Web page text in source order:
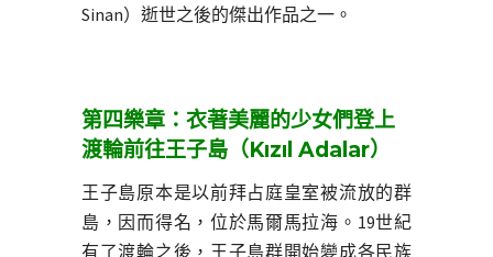
Sinan）逝世之後的傑出作品之一。
第四樂章：衣著美麗的少女們登上
渡輪前往王子島（Kızıl Adalar）
王子島原本是以前拜占庭皇室被流放的群
島，因而得名，位於馬爾馬拉海。19世紀
有了渡輪之後，王子島群開始變成各民族